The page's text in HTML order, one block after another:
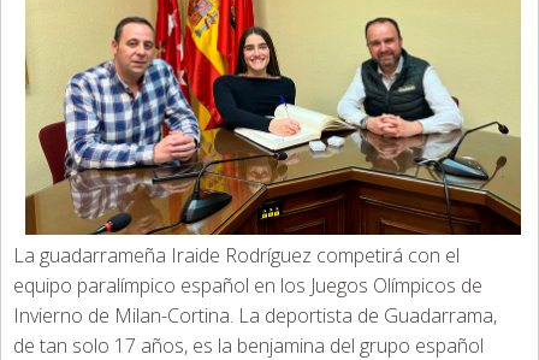
La guadarrameña Iraide Rodríguez competirá con el
equipo paralímpico español en los Juegos Olímpicos de
Invierno de Milan-Cortina. La deportista de Guadarrama,
de tan solo 17 años, es la benjamina del grupo español